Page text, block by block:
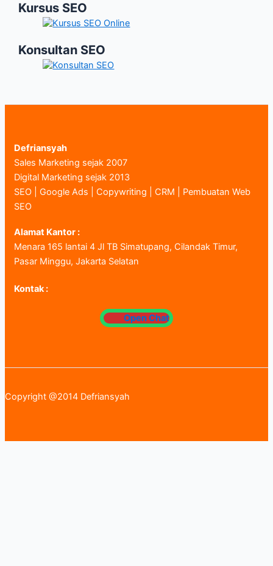
Kursus SEO
Konsultan SEO
Defriansyah
Sales Marketing sejak 2007
Digital Marketing sejak 2013
SEO | Google Ads | Copywriting | CRM | Pembuatan Web
SEO
Alamat Kantor :
Menara 165 lantai 4 Jl TB Simatupang, Cilandak Timur,
Pasar Minggu, Jakarta Selatan
Kontak :
Open Chat
Copyright @2014 Defriansyah